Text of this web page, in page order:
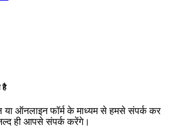
है
या ऑनलाइन फॉर्म के माध्यम से हमसे संपर्क कर
ही आपसे संपर्क करेंगे।